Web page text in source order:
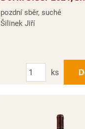
pozdní sběr, suché
Šilinek Jiří
Počet
ks